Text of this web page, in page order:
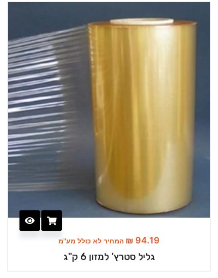
₪ 94.19 המחיר לא כולל מע"מ
גליל סטרץ' למזון 6 ק"ג